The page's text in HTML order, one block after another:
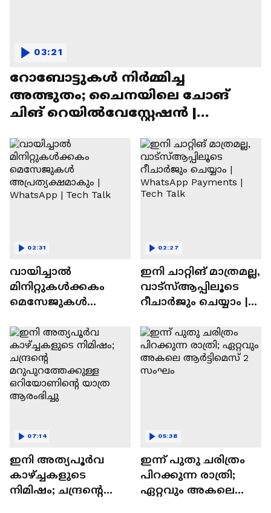
റോബോട്ടുകൾ നിർമ്മിച്ച
അത്ഭുതം; ചൈനയിലെ ചോങ്
ചിങ് റെയിൽവേസ്റ്റേഷൻ |
03:21
വായിച്ചാൽ
മിനിറ്റുകൾക്കകം
മെസേജുകള്‍
WhatsApp | Tech Talk
02:31
ഇനി ചാറ്റിങ് മാത്രമല്ല,
വാട്‌സ്‌ആപ്പിലൂടെ
റീചാർജും ചെയ്യാം |
Tech Talk
02:27
ഇനി അത്യപൂര്‍വ
കാഴ്ച്ചകളുടെ
നിമിഷം; ചന്ദ്രന്റെ
07:14
ഇന്ന് പുതു ചരിത്രം
പിറക്കുന്ന രാത്രി;
ഏറ്റവും അകലെ
05:38